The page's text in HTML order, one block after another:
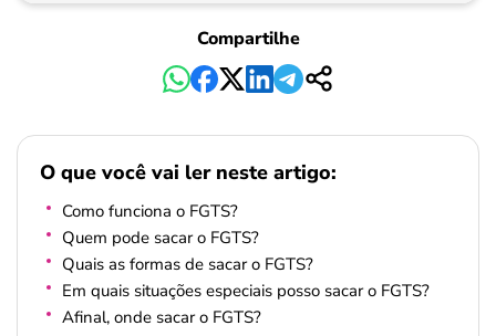
Pagamento
Compartilhe
O que você vai ler neste artigo:
Como funciona o FGTS?
Quem pode sacar o FGTS?
Quais as formas de sacar o FGTS?
Em quais situações especiais posso sacar o FGTS?
Afinal, onde sacar o FGTS?